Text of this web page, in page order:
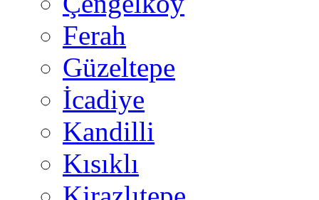
Ferah
Güzeltepe
İcadiye
Kandilli
Kısıklı